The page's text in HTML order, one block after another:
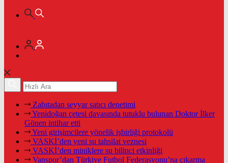
Zabıtadan seyyar satıcı denetimi
Yenidoğan çetesi davasında tutuklu bulunan Doktor İlker
Gönen intihar etti
Yeni girişimcilere yönelik işbirliği protokolü
VASKİ’den yeni su tahsilat veznesi
VASKİ’den miniklere su bilinci etkinliği
Vanspor’dan Türkiye Futbol Federasyonu’na çıkarma